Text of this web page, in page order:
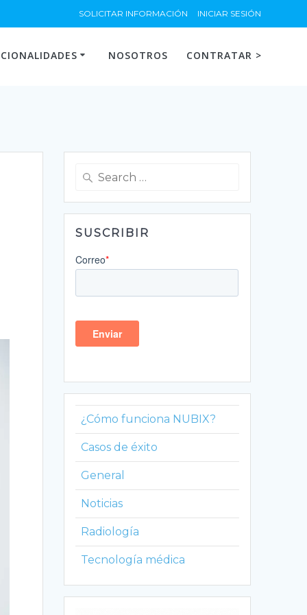
SOLICITAR INFORMACIÓN INICIAR SESIÓN
NOSOTROS CONTRATAR >
Search
SUSCRIBIR
¿Cómo funciona NUBIX?
Casos de éxito
General
Noticias
Radiología
Tecnología médica